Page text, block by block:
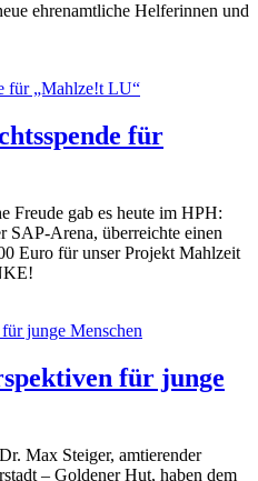
ehrenamtliche Helferinnen und
für
Freude gab es heute im HPH:
SAP-Arena, überreichte einen
Euro für unser Projekt Mahlzeit
für junge
Max Steiger, amtierender
– Goldener Hut, haben dem